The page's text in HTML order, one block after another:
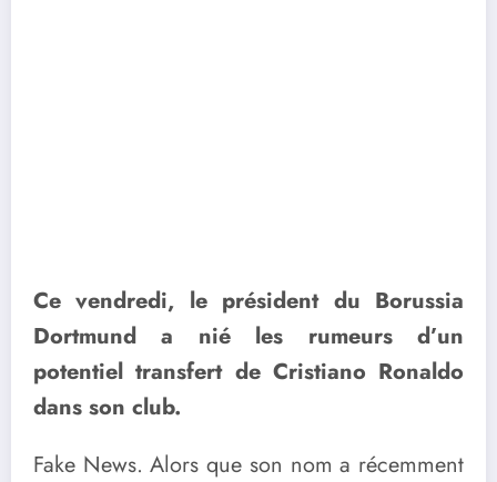
Ce vendredi, le président du Borussia
Dortmund a nié les rumeurs d’un
potentiel transfert de Cristiano Ronaldo
dans son club.
Fake News. Alors que son nom a récemment